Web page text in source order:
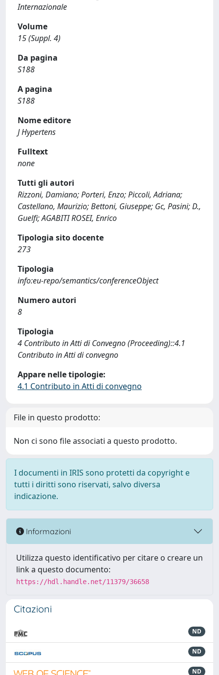
Internazionale
Volume
15 (Suppl. 4)
Da pagina
S188
A pagina
S188
Nome editore
J Hypertens
Fulltext
none
Tutti gli autori
Rizzoni, Damiano; Porteri, Enzo; Piccoli, Adriana;
Castellano, Maurizio; Bettoni, Giuseppe; Gc, Pasini; D.,
Guelfi; AGABITI ROSEI, Enrico
Tipologia sito docente
273
Tipologia
info:eu-repo/semantics/conferenceObject
Numero autori
8
Tipologia
4 Contributo in Atti di Convegno (Proceeding)::4.1
Contributo in Atti di convegno
Appare nelle tipologie:
4.1 Contributo in Atti di convegno
File in questo prodotto:
Non ci sono file associati a questo prodotto.
I documenti in IRIS sono protetti da copyright e
tutti i diritti sono riservati, salvo diversa
indicazione.
Informazioni
Utilizza questo identificativo per citare o creare un
link a questo documento:
https://hdl.handle.net/11379/36658
Citazioni
ND
ND
ND